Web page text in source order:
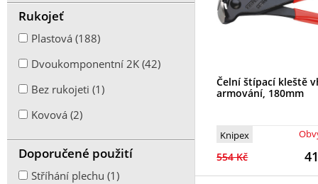
Čelní štípací kleště
armování, 180mm
Knipex
554 Kč
Rukojeť
Plastová (188)
Dvoukomponentní 2K (42)
Bez rukojeti (1)
Kovová (2)
Doporučené použití
Stříhání plechu (1)